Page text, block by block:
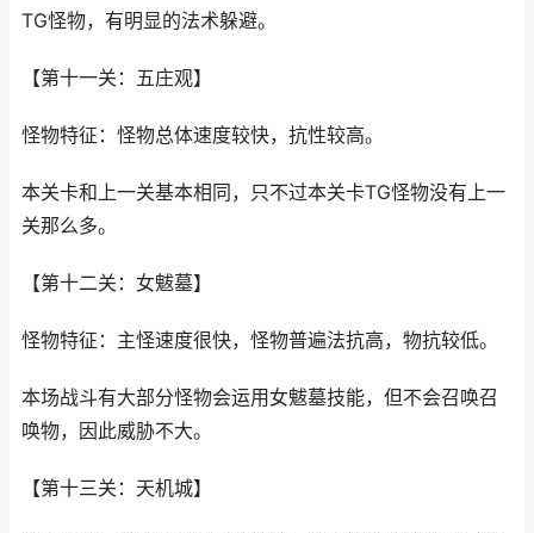
TG怪物，有明显的法术躲避。
【第十一关：五庄观】
怪物特征：怪物总体速度较快，抗性较高。
本关卡和上一关基本相同，只不过本关卡TG怪物没有上一
关那么多。
【第十二关：女魃墓】
怪物特征：主怪速度很快，怪物普遍法抗高，物抗较低。
本场战斗有大部分怪物会运用女魃墓技能，但不会召唤召
唤物，因此威胁不大。
【第十三关：天机城】